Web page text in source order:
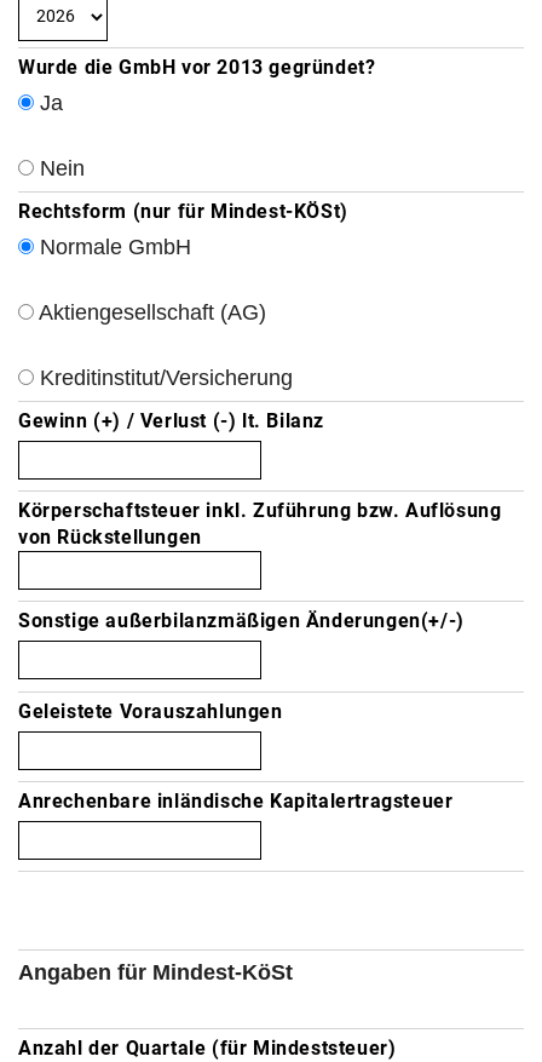
Wurde die GmbH vor 2013 gegründet?
Ja
Nein
Rechtsform (nur für Mindest-KÖSt)
Normale GmbH
Aktiengesellschaft (AG)
Kreditinstitut/Versicherung
Gewinn (+) / Verlust (-) lt. Bilanz
Körperschaftsteuer inkl. Zuführung bzw. Auflösung
von Rückstellungen
Sonstige außerbilanzmäßigen Änderungen(+/-)
Geleistete Vorauszahlungen
Anrechenbare inländische Kapitalertragsteuer
Angaben für Mindest-KöSt
Anzahl der Quartale (für Mindeststeuer)